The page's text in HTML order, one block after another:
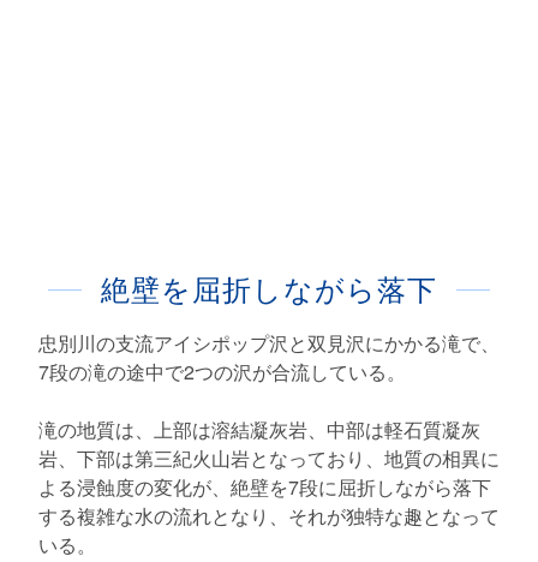
絶壁を屈折しながら落下
忠別川の支流アイシポップ沢と双見沢にかかる滝で、
7段の滝の途中で2つの沢が合流している。
滝の地質は、上部は溶結凝灰岩、中部は軽石質凝灰
岩、下部は第三紀火山岩となっており、地質の相異に
よる浸蝕度の変化が、絶壁を7段に屈折しながら落下
する複雑な水の流れとなり、それが独特な趣となって
いる。